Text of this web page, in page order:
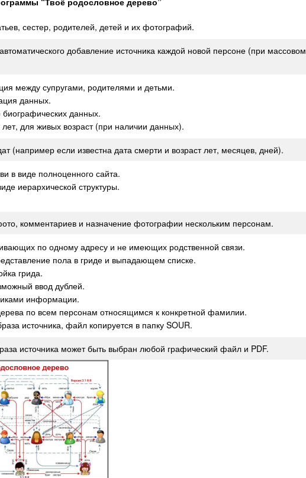
сестер, родителей, детей и их фотографий.
добавление источника каждой новой персоне (при массовом
между супругами, родителями и детьми.
данных.
биографических данных.
для живых возраст (при наличии данных).
(например если известна дата смерти и возраст лет, месяцев, дней).
в виде полноценного сайта.
иерархической структуры.
комментариев и назначение фотографии нескольким персонам.
по одному адресу и не имеющих родственной связи.
пола в гриде и выпадающем списке.
грида.
ввод дублей.
информации.
по всем персонам относящимся к конкретной фамилии.
источника, файл копируется в папку SOUR.
источника может быть выбран любой графический файл и PDF.